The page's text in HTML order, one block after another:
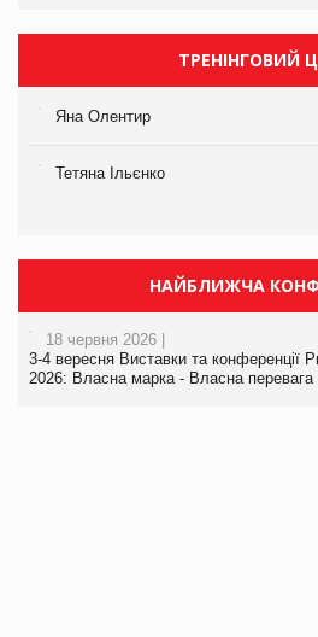
ТРЕНІНГОВИЙ
Яна Олентир
Тетяна Ільєнко
НАЙБЛИЖЧА
18 червня 2026 |
3-4 вересня Виставки та конференції
2026: Власна марка - Власна перевага